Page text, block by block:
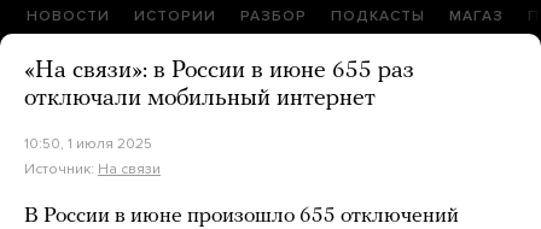
НОВОСТИ ИСТОРИИ РАЗБОР ПОДКАСТЫ МАГАЗ
«На связи»: в России в июне 655 раз
отключали мобильный интернет
10:50, 1 июля 2025
Источник: На связи
В России в июне произошло 655 отключений